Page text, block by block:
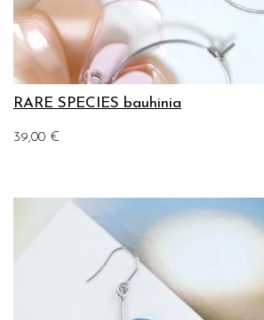
RARE SPECIES bauhinia
39,00 €